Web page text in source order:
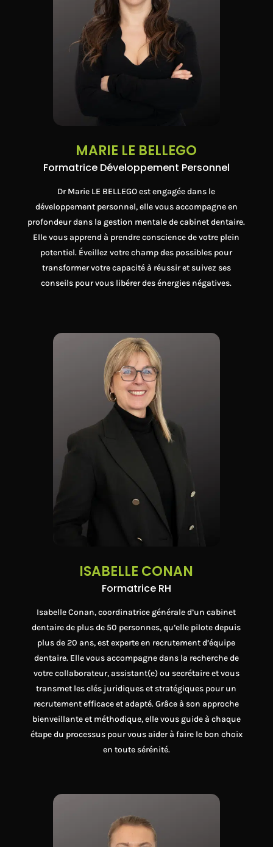
MARIE LE BELLEGO
Formatrice Développement Personnel
Dr Marie LE BELLEGO est engagée dans le
développement personnel, elle vous accompagne en
profondeur dans la gestion mentale de cabinet dentaire.
Elle vous apprend à prendre conscience de votre plein
potentiel. Éveillez votre champ des possibles pour
transformer votre capacité à réussir et suivez ses
conseils pour vous libérer des énergies négatives.
ISABELLE CONAN
Formatrice RH
Isabelle Conan, coordinatrice générale d’un cabinet
dentaire de plus de 50 personnes, qu’elle pilote depuis
plus de 20 ans, est experte en recrutement d’équipe
dentaire. Elle vous accompagne dans la recherche de
votre collaborateur, assistant(e) ou secrétaire et vous
transmet les clés juridiques et stratégiques pour un
recrutement efficace et adapté. Grâce à son approche
bienveillante et méthodique, elle vous guide à chaque
étape du processus pour vous aider à faire le bon choix
en toute sérénité.